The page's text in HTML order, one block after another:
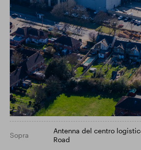
Sopra
Antenna del centro
Road